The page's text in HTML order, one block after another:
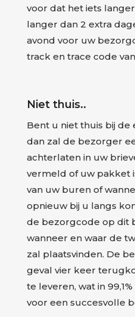
voor dat het iets
langer dan 2 extra
avond voor uw
track en trace code
Niet thuis..
Bent u niet thuis bij
dan zal de bezorger
achterlaten in uw
vermeld of uw pakket
van uw buren of
opnieuw bij u langs
de bezorgcode op dit
wanneer en waar de
zal plaatsvinden. De
geval vier keer
te leveren, wat in
voor een succesvolle